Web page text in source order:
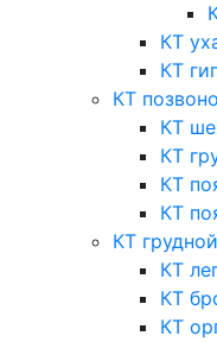
КТ
КТ
КТ
КТ
КТ
КТ
КТ
КТ
КТ
КТ
КТ